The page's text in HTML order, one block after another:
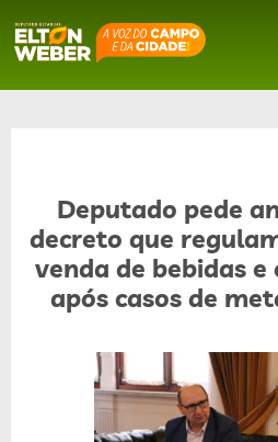
Deputado pede
decreto que
venda de bebidas
após casos de